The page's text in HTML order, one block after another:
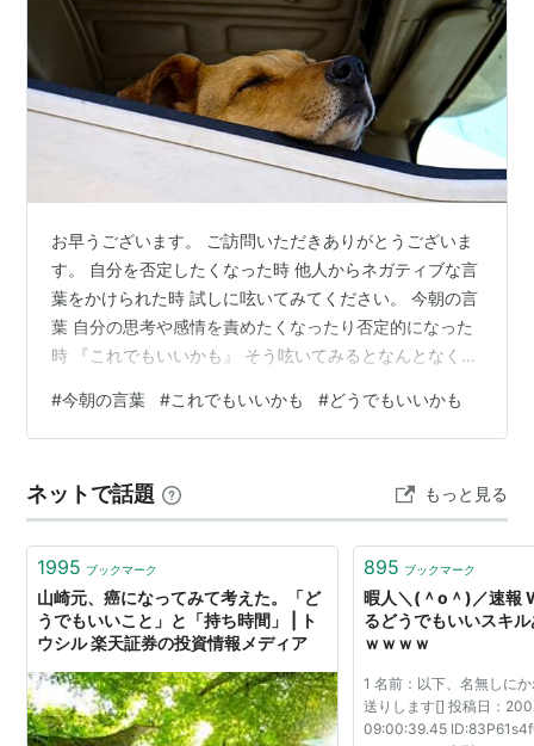
お早うございます。 ご訪問いただきありがとうございま
す。 自分を否定したくなった時 他人からネガティブな言
葉をかけられた時 試しに呟いてみてください。 今朝の言
葉 自分の思考や感情を責めたくなったり否定的になった
時 『これでもいいかも』 そう呟いてみるとなんとなく自
がフラットに戻る気がします。 他人からのイヤなささや
きや理解できない意見を耳にしたり、不快な情報が流れ
がいいと思っています。 ではまた。 好奇心からの朝の便
りでした。 みなさま、どうぞ良い一日を。 こちら↓ちょ
っと息抜きサブブロ…
#今朝の言葉 #これでもいいかも #どうでもいいかも
ネットで話題 もっと見る
1995 ブックマーク
山崎元、癌になってみて考えた。「ど
うでもいいこと」と「持ち時間」 | ト
ウシル 楽天証券の投資情報メディア
895 ブックマーク
暇人＼(＾o＾)／速報
るどうでもいいスキ
ｗｗｗｗ
1 名前：以下、名無しに
送りします[] 投稿日：
09:00:39.45